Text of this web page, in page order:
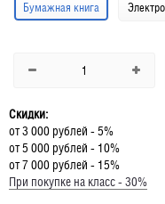
Бумажная книга
Скидки:
от 3 000 рублей - 5%
от 5 000 рублей - 10%
от 7 000 рублей - 15%
При покупке на класс - 30%